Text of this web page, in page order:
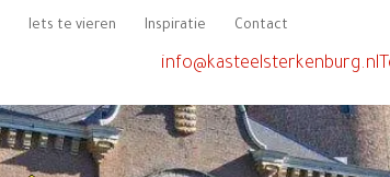
Iets te vieren Inspiratie Contact
info@kasteelsterkenburg.nl